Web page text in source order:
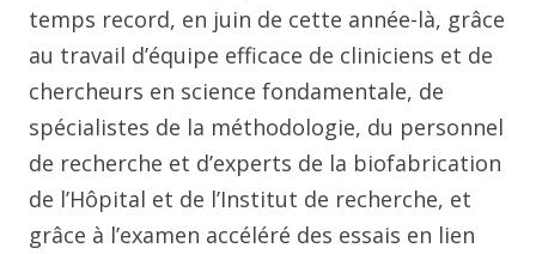
temps record, en juin de cette année-là, grâce
au travail d’équipe efficace de cliniciens et de
chercheurs en science fondamentale, de
spécialistes de la méthodologie, du personnel
de recherche et d’experts de la biofabrication
de l’Hôpital et de l’Institut de recherche, et
grâce à l’examen accéléré des essais en lien